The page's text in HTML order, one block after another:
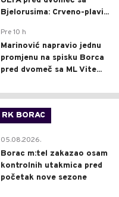
Bjelorusima: Crveno-plavi...
Pre 10 h
Marinović napravio jednu
promjenu na spisku Borca
pred dvomeč sa ML Vite...
RK BORAC
05.08.2026.
Borac m:tel zakazao osam
kontrolnih utakmica pred
početak nove sezone